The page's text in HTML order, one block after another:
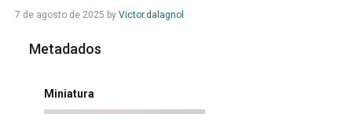
7 de agosto de 2025 by Victor.dalagnol
Metadados
Miniatura